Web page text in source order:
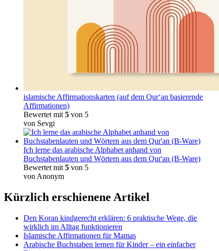
islamische Affirmationskarten (auf dem Qur‘an basierende
Affirmationen)
Bewertet mit 5 von 5
von Sevgi
Ich lerne das arabische Alphabet anhand von
Buchstabenlauten und Wörtern aus dem Qur'an (B-Ware)
Bewertet mit 5 von 5
von Anonym
Kürzlich erschienene Artikel
Den Koran kindgerecht erklären: 6 praktische Wege, die
wirklich im Alltag funktionieren
Islamische Affirmationen für Mamas
Arabische Buchstaben lernen für Kinder – ein einfacher